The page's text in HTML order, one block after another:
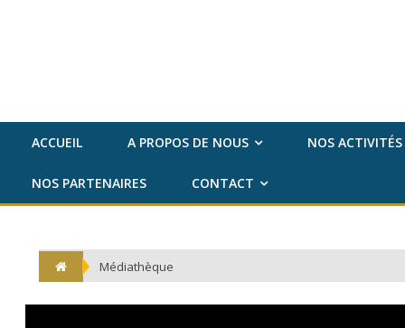
ACCUEIL A PROPOS DE NOUS NOS ACTIVITÉS
NOS PARTENAIRES CONTACT
Médiathèque